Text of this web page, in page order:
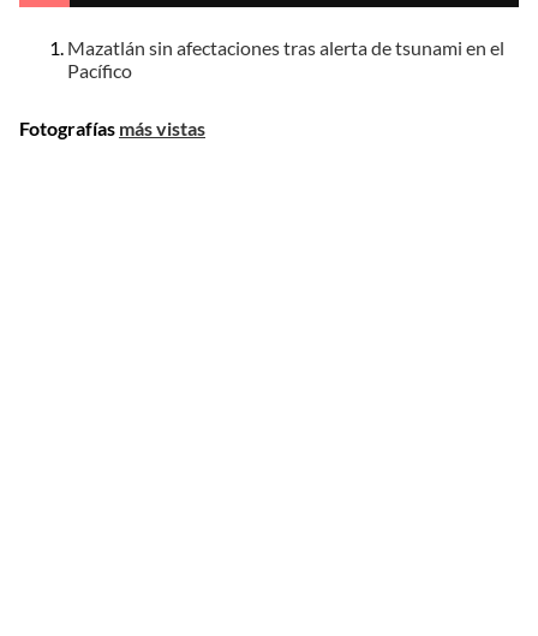
Mazatlán sin afectaciones tras alerta de tsunami en el
Pacífico
Fotografías más vistas